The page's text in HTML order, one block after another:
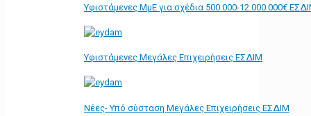
Υφιστάμενες ΜμΕ για σχέδια 500.000-12.000.000€
Υφιστάμενες Μεγάλες Επιχειρήσεις ΕΣΔΙΜ
Νέες- Υπό σύσταση Μεγάλες Επιχειρήσεις ΕΣΔΙΜ